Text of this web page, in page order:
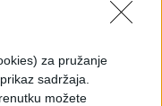
za pružanje
sadržaja.
možete
troškove za
je prošlu godinu
pretplatnika.